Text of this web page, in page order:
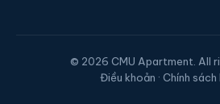
© 2026 CMU Apartment. All
Điều khoản · Chính